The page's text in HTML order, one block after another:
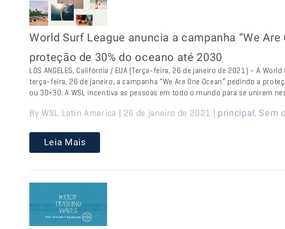
World Surf League anuncia a campanha “We Are
proteção de 30% do oceano até 2030
LOS ANGELES, Califórnia / EUA (Terça-feira, 26 de janeiro de 2021) – A
terça-feira, 26 de janeiro, a campanha “We Are One Ocean” pedindo a
ou 30×30. A WSL incentiva as pessoas em todo o mundo para se unirem
By WSL Latin America | 26 de janeiro de 2021 | principal, Sem
Leia Mais